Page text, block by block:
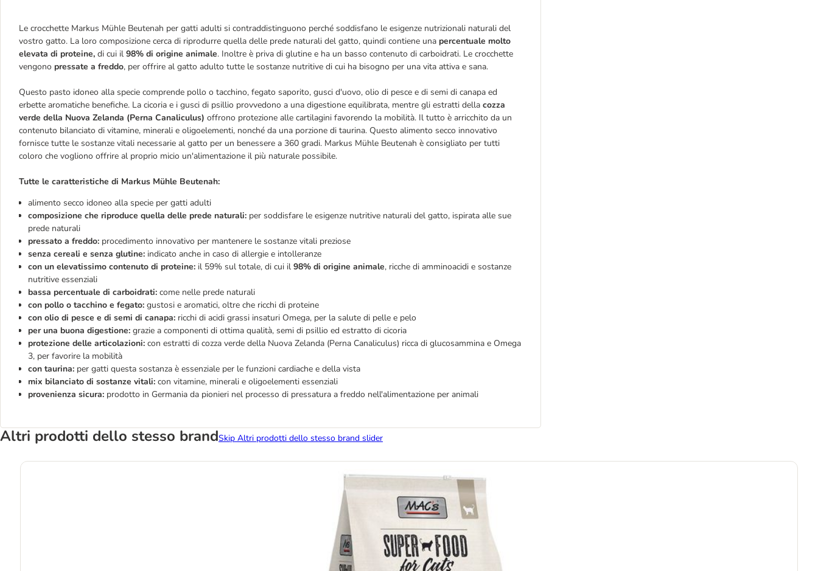
Le crocchette Markus Mühle Beutenah per gatti adulti si contraddistinguono perché soddisfano le esigenze nutrizionali naturali del
vostro gatto. La loro composizione cerca di riprodurre quella delle prede naturali del gatto, quindi contiene una percentuale molto
elevata di proteine, di cui il 98% di origine animale. Inoltre è priva di glutine e ha un basso contenuto di carboidrati. Le crocchette
vengono pressate a freddo, per offrire al gatto adulto tutte le sostanze nutritive di cui ha bisogno per una vita attiva e sana.
Questo pasto idoneo alla specie comprende pollo o tacchino, fegato saporito, gusci d'uovo, olio di pesce e di semi di canapa ed
erbette aromatiche benefiche. La cicoria e i gusci di psillio provvedono a una digestione equilibrata, mentre gli estratti della cozza
verde della Nuova Zelanda (Perna Canaliculus) offrono protezione alle cartilagini favorendo la mobilità. Il tutto è arricchito da un
contenuto bilanciato di vitamine, minerali e oligoelementi, nonché da una porzione di taurina. Questo alimento secco innovativo
fornisce tutte le sostanze vitali necessarie al gatto per un benessere a 360 gradi. Markus Mühle Beutenah è consigliato per tutti
coloro che vogliono offrire al proprio micio un'alimentazione il più naturale possibile.
Tutte le caratteristiche di Markus Mühle Beutenah:
alimento secco idoneo alla specie per gatti adulti
composizione che riproduce quella delle prede naturali: per soddisfare le esigenze nutritive naturali del gatto, ispirata alle sue
prede naturali
pressato a freddo: procedimento innovativo per mantenere le sostanze vitali preziose
senza cereali e senza glutine: indicato anche in caso di allergie e intolleranze
con un elevatissimo contenuto di proteine: il 59% sul totale, di cui il 98% di origine animale, ricche di amminoacidi e sostanze
nutritive essenziali
bassa percentuale di carboidrati: come nelle prede naturali
con pollo o tacchino e fegato: gustosi e aromatici, oltre che ricchi di proteine
con olio di pesce e di semi di canapa: ricchi di acidi grassi insaturi Omega, per la salute di pelle e pelo
per una buona digestione: grazie a componenti di ottima qualità, semi di psillio ed estratto di cicoria
protezione delle articolazioni: con estratti di cozza verde della Nuova Zelanda (Perna Canaliculus) ricca di glucosammina e Omega
3, per favorire la mobilità
con taurina: per gatti questa sostanza è essenziale per le funzioni cardiache e della vista
mix bilanciato di sostanze vitali: con vitamine, minerali e oligoelementi essenziali
provenienza sicura: prodotto in Germania da pionieri nel processo di pressatura a freddo nell'alimentazione per animali
Altri prodotti dello stesso brandSkip Altri prodotti dello stesso brand slider